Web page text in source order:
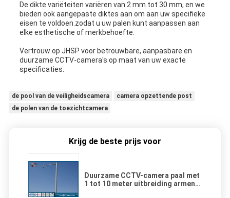
De dikte variëteiten variëren van 2 mm tot 30 mm, en we
bieden ook aangepaste diktes aan om aan uw specifieke
eisen te voldoen.zodat u uw palen kunt aanpassen aan
elke esthetische of merkbehoefte.
Vertrouw op JHSP voor betrouwbare, aanpasbare en
duurzame CCTV-camera's op maat van uw exacte
specificaties.
de pool van de veiligheidscamera
camera opzettende post
de polen van de toezichtcamera
Krijg de beste prijs voor
Duurzame CCTV-camera paal met
1 tot 10 meter uitbreiding armen